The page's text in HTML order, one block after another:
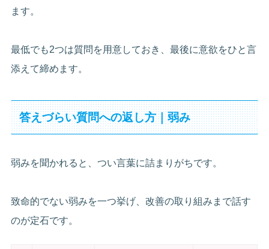
ます。
最低でも2つは質問を用意しておき、最後に意欲をひと言
添えて締めます。
答えづらい質問への返し方｜弱み
弱みを聞かれると、つい言葉に詰まりがちです。
致命的でない弱みを一つ挙げ、改善の取り組みまで話す
のが定石です。